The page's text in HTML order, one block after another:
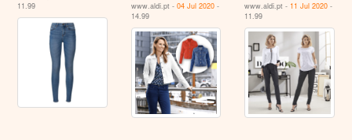
11.99
www.aldi.pt - 04 Jul 2020-
14.99
www.aldi.pt - 11 Jul 2020 -
11.99